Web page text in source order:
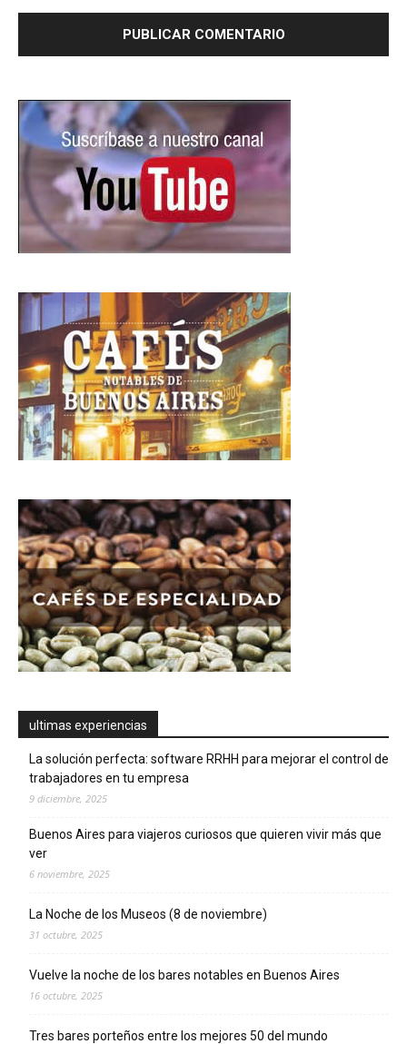
ultimas experiencias
La solución perfecta: software RRHH para mejorar el control de
trabajadores en tu empresa
9 diciembre, 2025
Buenos Aires para viajeros curiosos que quieren vivir más que
ver
6 noviembre, 2025
La Noche de los Museos (8 de noviembre)
31 octubre, 2025
Vuelve la noche de los bares notables en Buenos Aires
16 octubre, 2025
Tres bares porteños entre los mejores 50 del mundo